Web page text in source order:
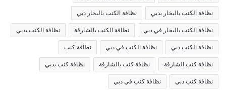
نظافة الكنب بالبخار بدبي نظافة الكنب بالبخار دبي
نظافة الكنب بالبخار في دبي نظافة الكنب بالشارقة نظافة الكنب بدبي
نظافة الكنب دبي نظافة الكنب في دبي نظافة كنب
نظافة كنب الشارقة نظافة كنب بالشارقة نظافة كنب بدبي
نظافة كنب دبي نظافة كنب في دبي